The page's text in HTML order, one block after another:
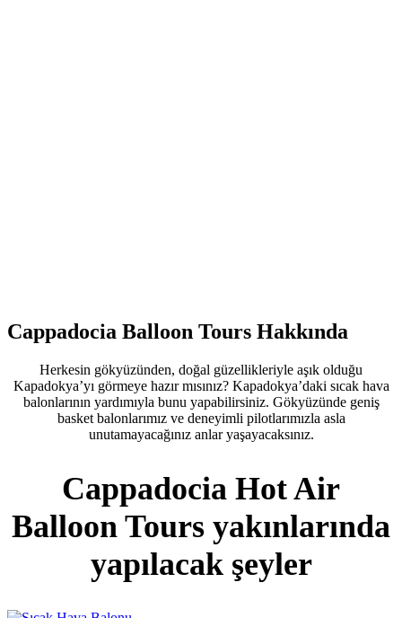
Cappadocia Balloon Tours Hakkında
Herkesin gökyüzünden, doğal güzellikleriyle aşık olduğu
Kapadokya’yı görmeye hazır mısınız? Kapadokya’daki sıcak hava
balonlarının yardımıyla bunu yapabilirsiniz. Gökyüzünde geniş
basket balonlarımız ve deneyimli pilotlarımızla asla
unutamayacağınız anlar yaşayacaksınız.
Cappadocia Hot Air
Balloon Tours yakınlarında
yapılacak şeyler